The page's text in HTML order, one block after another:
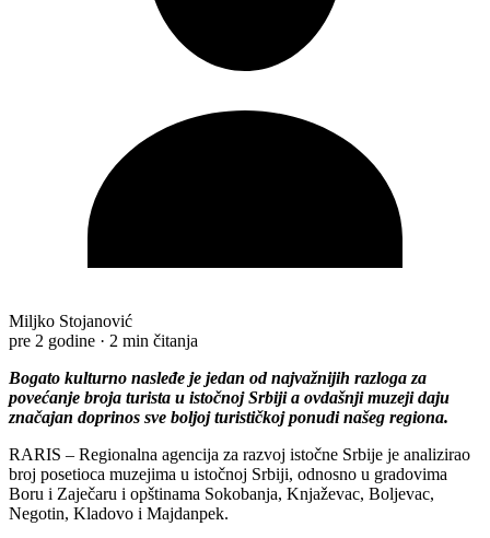
Miljko Stojanović
pre 2 godine · 2 min čitanja
Bogato kulturno nasleđe je jedan od najvažnijih razloga za
povećanje broja turista u istočnoj Srbiji a ovdašnji muzeji daju
značajan doprinos sve boljoj turističkoj ponudi našeg regiona.
RARIS – Regionalna agencija za razvoj istočne Srbije je analizirao
broj posetioca muzejima u istočnoj Srbiji, odnosno u gradovima
Boru i Zaječaru i opštinama Sokobanja, Knjaževac, Boljevac,
Negotin, Kladovo i Majdanpek.